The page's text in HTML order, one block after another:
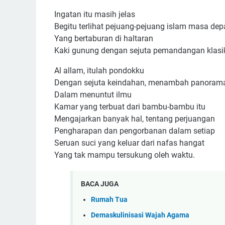
Ingatan itu masih jelas
Begitu terlihat pejuang-pejuang islam masa
Yang bertaburan di haltaran
Kaki gunung dengan sejuta pemandangan
Al allam, itulah pondokku
Dengan sejuta keindahan, menambah
Dalam menuntut ilmu
Kamar yang terbuat dari bambu-bambu itu
Mengajarkan banyak hal, tentang perjuangan
Pengharapan dan pengorbanan dalam setiap
Seruan suci yang keluar dari nafas hangat
Yang tak mampu tersukung oleh waktu.
BACA JUGA
Rumah Tua
Demaskulinisasi Wajah Agama